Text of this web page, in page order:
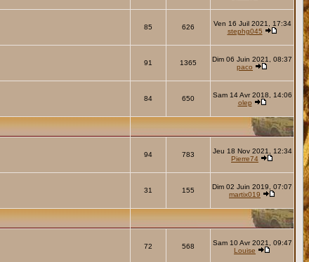
85 626
Ven 16 Juil 2021, 17:34
stephg045
91 1365
Dim 06 Juin 2021, 08:37
paco
84 650
Sam 14 Avr 2018, 14:06
olep
94 783
Jeu 18 Nov 2021, 12:34
Pierre74
31 155
Dim 02 Juin 2019, 07:07
martix019
72 568
Sam 10 Avr 2021, 09:47
Louise